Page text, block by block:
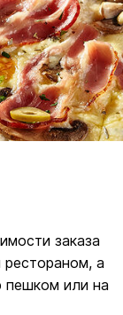
заказа
а
пешком или на